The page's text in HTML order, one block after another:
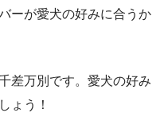
ーが愛犬の好みに合うか
差万別です。愛犬の好み
ょう！